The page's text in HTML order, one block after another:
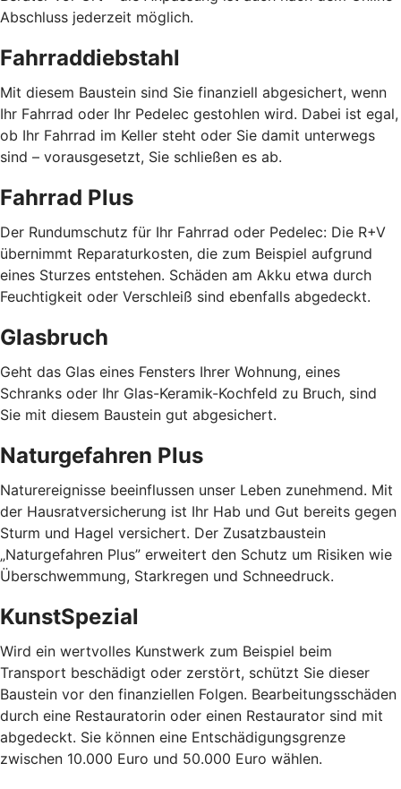
Abschluss jederzeit möglich.
Fahrraddiebstahl
Mit diesem Baustein sind Sie finanziell abgesichert, wenn
Ihr Fahrrad oder Ihr Pedelec gestohlen wird. Dabei ist egal,
ob Ihr Fahrrad im Keller steht oder Sie damit unterwegs
sind – vorausgesetzt, Sie schließen es ab.
Fahrrad Plus
Der Rundumschutz für Ihr Fahrrad oder Pedelec: Die R+V
übernimmt Reparaturkosten, die zum Beispiel aufgrund
eines Sturzes entstehen. Schäden am Akku etwa durch
Feuchtigkeit oder Verschleiß sind ebenfalls abgedeckt.
Glasbruch
Geht das Glas eines Fensters Ihrer Wohnung, eines
Schranks oder Ihr Glas-Keramik-Kochfeld zu Bruch, sind
Sie mit diesem Baustein gut abgesichert.
Naturgefahren Plus
Naturereignisse beeinflussen unser Leben zunehmend. Mit
der Hausratversicherung ist Ihr Hab und Gut bereits gegen
Sturm und Hagel versichert. Der Zusatzbaustein
„Naturgefahren Plus” erweitert den Schutz um Risiken wie
Überschwemmung, Starkregen und Schneedruck.
KunstSpezial
Wird ein wertvolles Kunstwerk zum Beispiel beim
Transport beschädigt oder zerstört, schützt Sie dieser
Baustein vor den finanziellen Folgen. Bearbeitungsschäden
durch eine Restauratorin oder einen Restaurator sind mit
abgedeckt. Sie können eine Entschädigungsgrenze
zwischen 10.000 Euro und 50.000 Euro wählen.